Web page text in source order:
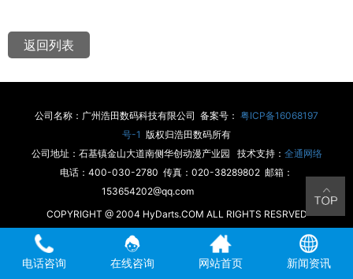
返回列表
公司名称：广州浩田数码科技有限公司 备案号： 粤ICP备16068197
号-1 版权归浩田数码所有
公司地址：石基镇金山大道南侧华创动漫产业园 技术支持： 全通网络
电话：400-030-2780 传真：020-38289802 邮箱：
153654202@qq.com
COPYRIGHT @ 2004 HyDarts.COM ALL RIGHTS RESRVED
电话咨询 在线咨询 网站首页 新闻资讯